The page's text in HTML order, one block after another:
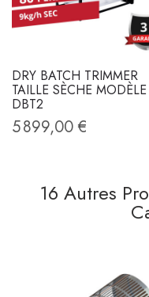
DRY BATCH TRIMMER
TAILLE SÈCHE MODÈLE
DBT2
5 899,00 €
16 Autres